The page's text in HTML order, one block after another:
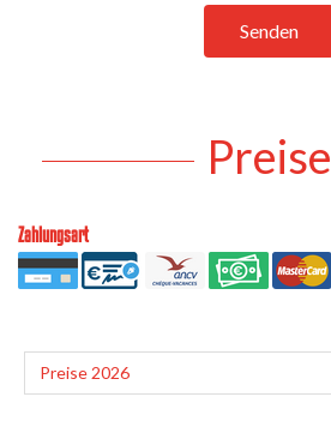
Senden
Preise
Zahlungsart